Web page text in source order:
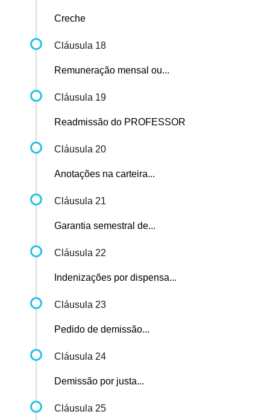
Creche
Cláusula 18
Remuneração mensal ou...
Cláusula 19
Readmissão do PROFESSOR
Cláusula 20
Anotações na carteira...
Cláusula 21
Garantia semestral de...
Cláusula 22
Indenizações por dispensa...
Cláusula 23
Pedido de demissão...
Cláusula 24
Demissão por justa...
Cláusula 25